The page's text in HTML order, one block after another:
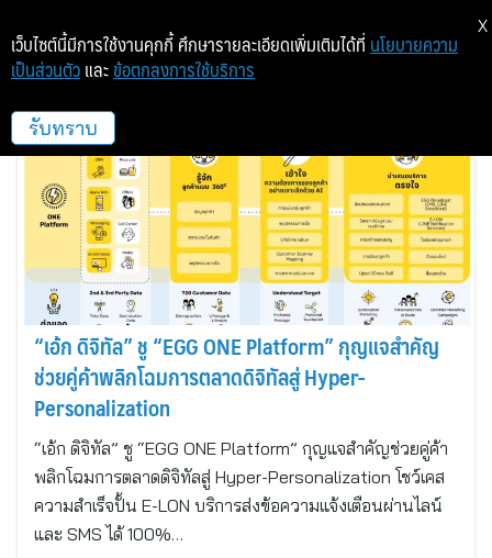
เอ้ก ดิจิทัล
“เอ้ก ดิจิทัล” ชู “EGG ONE Platform” กุญแจสำคัญ
ช่วยคู่ค้าพลิกโฉมการตลาดดิจิทัลสู่ Hyper-
Personalization
“เอ้ก ดิจิทัล” ชู “EGG ONE Platform” กุญแจสำคัญช่วยคู่ค้า
พลิกโฉมการตลาดดิจิทัลสู่ Hyper-Personalization โชว์เคส
ความสำเร็จปั้น E-LON บริการส่งข้อความแจ้งเตือนผ่านไลน์
และ SMS ได้ 100%…
เว็บไซต์นี้มีการใช้งานคุกกี้ ศึกษารายละเอียดเพิ่มเติมได้ที่ นโยบายความ
เป็นส่วนตัว และ ข้อตกลงการใช้บริการ
รับทราบ
X